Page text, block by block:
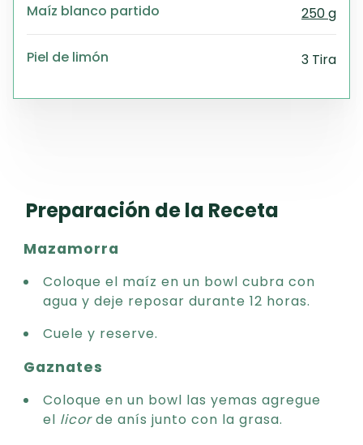
Maíz blanco partido 250 g
Piel de limón 3 Tira
Preparación de la Receta
Mazamorra
Coloque el maíz en un bowl cubra con
agua y deje reposar durante 12 horas.
Cuele y reserve.
Gaznates
Coloque en un bowl las yemas agregue
el licorde anís junto con la grasa.